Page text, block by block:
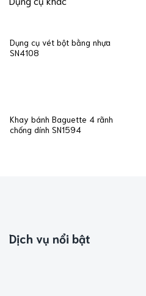
Dụng cụ vét bột bằng nhựa
SN4108
Khay bánh Baguette 4 rãnh
chống dính SN1594
Dịch vụ nổi bật